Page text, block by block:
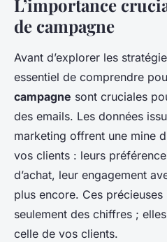
L’importance
de campagne
Avant d’explorer les
essentiel de comprendre
campagne sont cruciales
des emails. Les données
marketing offrent une mine
vos clients : leurs
d’achat, leur engagement
plus encore. Ces
seulement des chiffres ;
celle de vos clients.